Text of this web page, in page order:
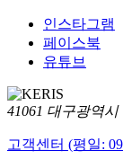
인스타그램
페이스북
유튜브
41061 대구광역
고객센터 (평일: